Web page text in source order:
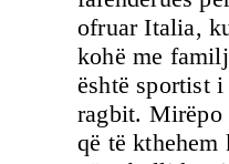
ofruar Italia,
kohë me
është sportist
ragbit. Mirëpo
që të kthehem